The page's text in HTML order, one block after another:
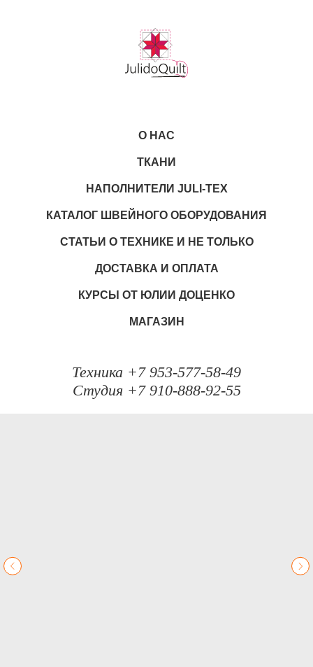
О НАС
ТКАНИ
НАПОЛНИТЕЛИ JULI-TEX
КАТАЛОГ ШВЕЙНОГО ОБОРУДОВАНИЯ
СТАТЬИ О ТЕХНИКЕ И НЕ ТОЛЬКО
ДОСТАВКА И ОПЛАТА
КУРСЫ ОТ ЮЛИИ ДОЦЕНКО
МАГАЗИН
Техника +7 953-577-58-49
Студия +7 910-888-92-55